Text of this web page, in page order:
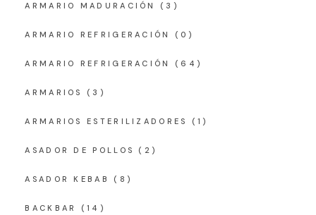
ARMARIO MADURACIÓN (3)
ARMARIO REFRIGERACIÓN (0)
ARMARIO REFRIGERACIÓN (64)
ARMARIOS (3)
ARMARIOS ESTERILIZADORES (1)
ASADOR DE POLLOS (2)
ASADOR KEBAB (8)
BACKBAR (14)